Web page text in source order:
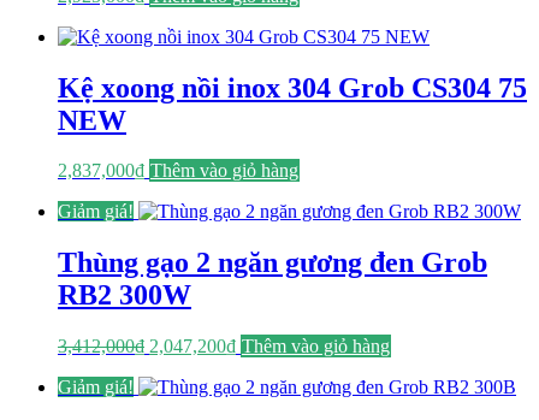
Kệ xoong nồi inox 304 Grob CS304 75
NEW
2,837,000₫ Thêm vào giỏ hàng
Giảm giá!
Thùng gạo 2 ngăn gương đen Grob
RB2 300W
3,412,000₫ Giá
là:
2,047,200₫Giá
tại
Thêm vào giỏ hàng
Giảm giá!